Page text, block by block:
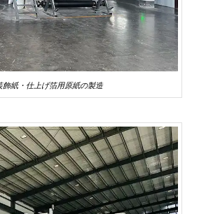
飾紙・仕上げ箔用原紙の製造